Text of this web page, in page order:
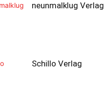
neunmalklug Verlag
Schillo Verlag